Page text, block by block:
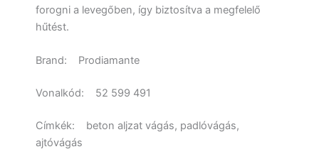
forogni a levegőben, így biztosítva a megfelelő
hűtést.
Brand: Prodiamante
Vonalkód: 52 599 491
Címkék: beton aljzat vágás, padlóvágás,
ajtóvágás